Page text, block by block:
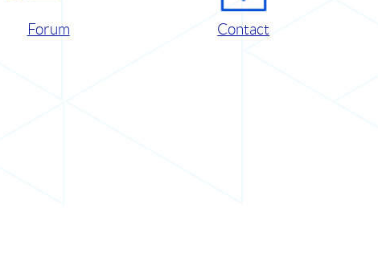
Forum Contact